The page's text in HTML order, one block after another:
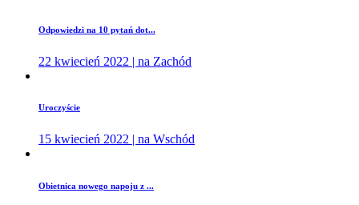
Odpowiedzi na 10 pytań dot...
22 kwiecień 2022 | na Zachód
Uroczyście
15 kwiecień 2022 | na Wschód
Obietnica nowego napoju z ...